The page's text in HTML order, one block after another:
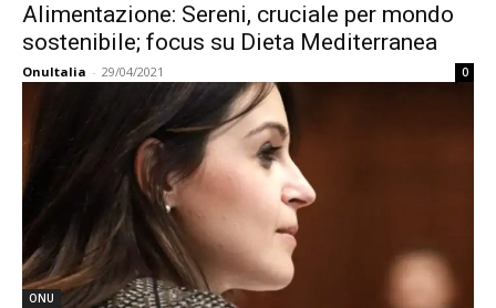
Alimentazione: Sereni, cruciale per mondo
sostenibile; focus su Dieta Mediterranea
OnuItalia - 29/04/2021 0
ONU